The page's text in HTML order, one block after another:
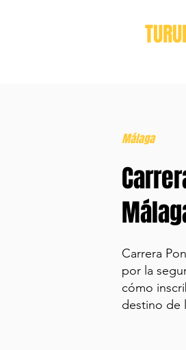
Málaga
Carrera
por la
cómo
destino de